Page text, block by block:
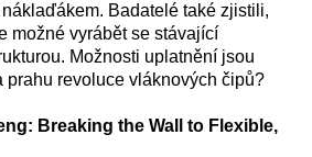
Badatelé také zjistili,
možné vyrábět se stávající
Možnosti uplatnění jsou
prahu revoluce vláknových čipů?
Breaking the Wall to Flexible,